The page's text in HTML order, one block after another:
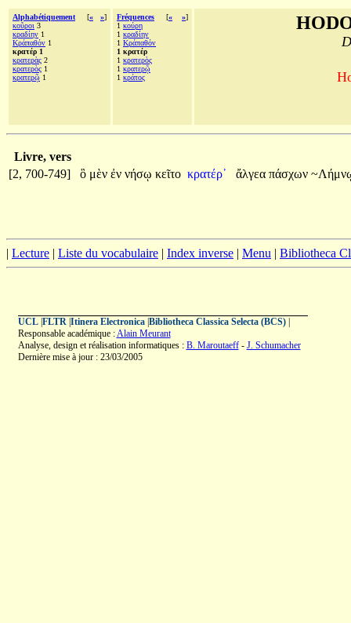
Alphabétiquement [« »]
κοῦροι 3
κραδίην 1
Κράπαθόν 1
κρατέρ 1
κρατερὰς 2
κρατερὸς 1
κρατερῷ 1
Fréquences [« »]
1 κούρη
1 κραδίην
1 Κράπαθόν
1 κρατέρ
1 κρατερὸς
1 κρατερῷ
1 κράτος
Livre, vers
[2, 700-749]
ὃ μὲν ἐν νήσῳ κεῖτο κρατέρ᾽ ἄλγεα πάσχων
| Lecture | Liste du vocabulaire | Index inverse | Menu | Bibliotheca
UCL| FLTR| Itinera Electronica| Bibliotheca Classica Selecta (BCS)|
Responsable académique :Alain Meurant
Analyse, design et réalisation informatiques : B. Maroutaeff- J. Schumacher
Dernière mise à jour : 23/03/2005